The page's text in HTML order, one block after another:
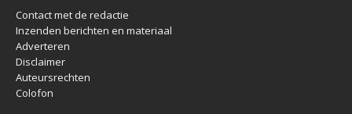
Contact met de redactie
Inzenden berichten en materiaal
Adverteren
Disclaimer
Auteursrechten
Colofon